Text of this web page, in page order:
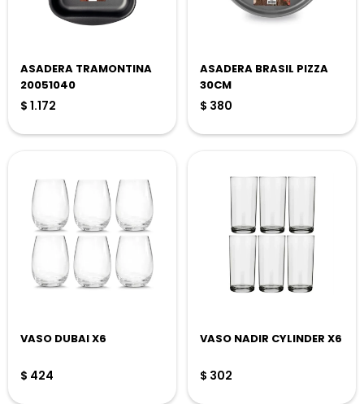
ASADERA TRAMONTINA
20051040
$ 1.172
ASADERA BRASIL PIZZA
30CM
$ 380
VASO DUBAI X6
$ 424
VASO NADIR CYLINDER X6
$ 302